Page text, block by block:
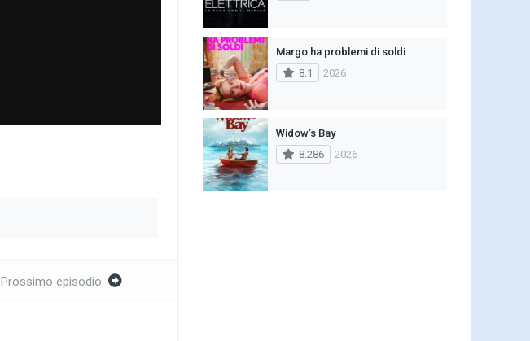
Prossimo episodio
Margo ha problemi di soldi
8.1
2026
Widow’s Bay
8.286
2026